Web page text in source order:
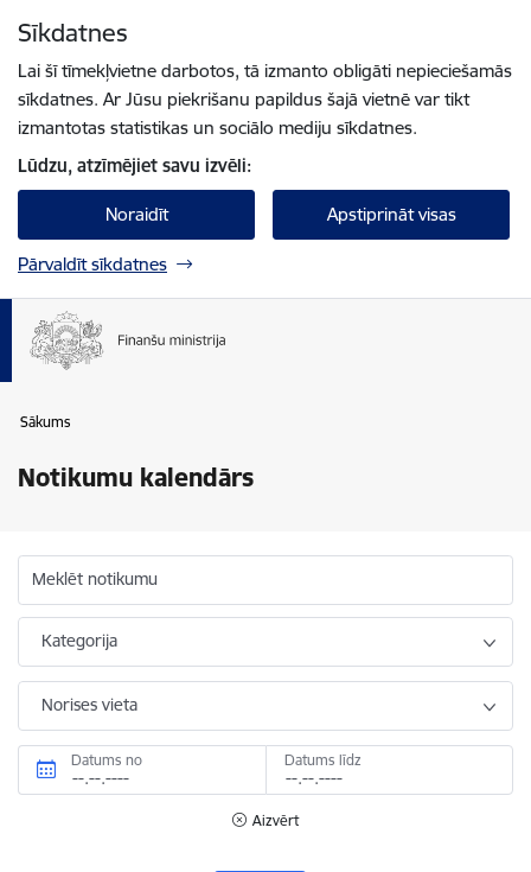
Sīkdatnes
Lai šī tīmekļvietne darbotos, tā izmanto obligāti nepieciešamās
sīkdatnes. Ar Jūsu piekrišanu papildus šajā vietnē var tikt
izmantotas statistikas un sociālo mediju sīkdatnes.
Lūdzu, atzīmējiet savu izvēli:
Noraidīt Apstiprināt visas
Pārvaldīt sīkdatnes
Sākums
Notikumu kalendārs
Meklēt notikumu
Kategorija
Norises vieta
Datums no Datums līdz
Aizvērt